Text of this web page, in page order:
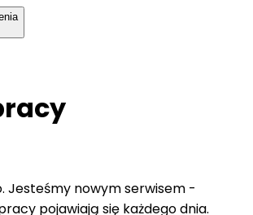
Jesteśmy nowym serwisem -
pojawiają się każdego dnia.